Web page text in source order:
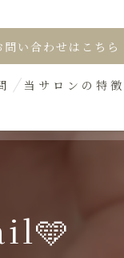
問い合わせはこちら
当サロンの特徴
シンプル
デザイン